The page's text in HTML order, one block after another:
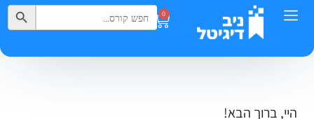
0
Search
for:
Search Button
היי, ברוך הבא!